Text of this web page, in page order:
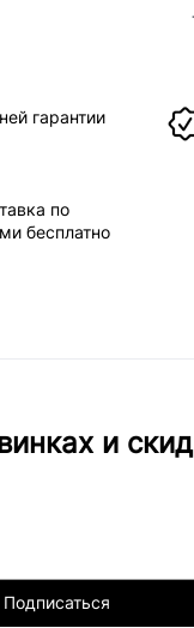
гарантии
по
бесплатно
и
Подписаться